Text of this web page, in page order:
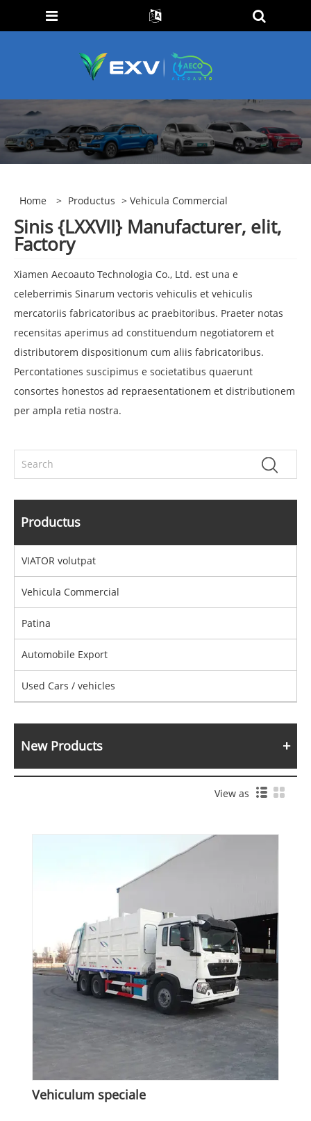
Home > Productus > Vehicula Commercial
Sinis {LXXVII} Manufacturer, elit,
Factory
Xiamen Aecoauto Technologia Co., Ltd. est una e
celeberrimis Sinarum vectoris vehiculis et vehiculis
mercatoriis fabricatoribus ac praebitoribus. Praeter notas
recensitas aperimus ad constituendum negotiatorem et
distributorem dispositionum cum aliis fabricatoribus.
Percontationes suscipimus e societatibus quaerunt
consortes honestos ad repraesentationem et distributionem
per ampla retia nostra.
Productus
VIATOR volutpat
Vehicula Commercial
Patina
Automobile Export
Used Cars / vehicles
New Products
View as
Vehiculum speciale